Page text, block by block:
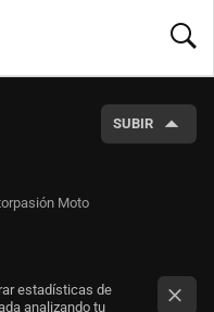
SUBIR
Moto
estadísticas de
analizando tu